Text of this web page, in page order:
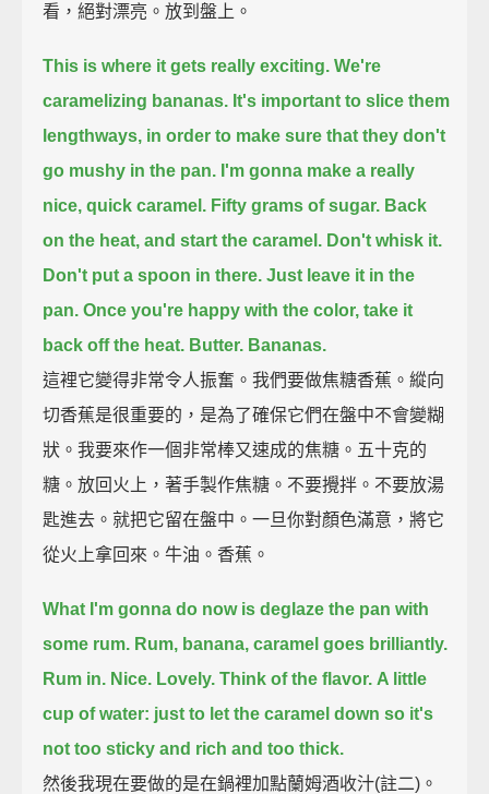
看，絕對漂亮。放到盤上。
This is where it gets really exciting. We're
caramelizing bananas. It's important to slice them
lengthways, in order to make sure that they don't
go mushy in the pan. I'm gonna make a really
nice, quick caramel. Fifty grams of sugar. Back
on the heat, and start the caramel. Don't whisk it.
Don't put a spoon in there. Just leave it in the
pan. Once you're happy with the color, take it
back off the heat. Butter. Bananas.
這裡它變得非常令人振奮。我們要做焦糖香蕉。縱向
切香蕉是很重要的，是為了確保它們在盤中不會變糊
狀。我要來作一個非常棒又速成的焦糖。五十克的
糖。放回火上，著手製作焦糖。不要攪拌。不要放湯
匙進去。就把它留在盤中。一旦你對顏色滿意，將它
從火上拿回來。牛油。香蕉。
What I'm gonna do now is deglaze the pan with
some rum. Rum, banana, caramel goes brilliantly.
Rum in. Nice. Lovely. Think of the flavor. A little
cup of water: just to let the caramel down so it's
not too sticky and rich and too thick.
然後我現在要做的是在鍋裡加點蘭姆酒收汁(註二)。